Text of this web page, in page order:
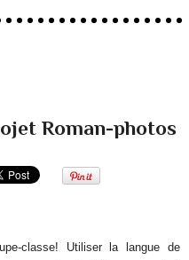
Roman-photos
classe! Utiliser la langue de